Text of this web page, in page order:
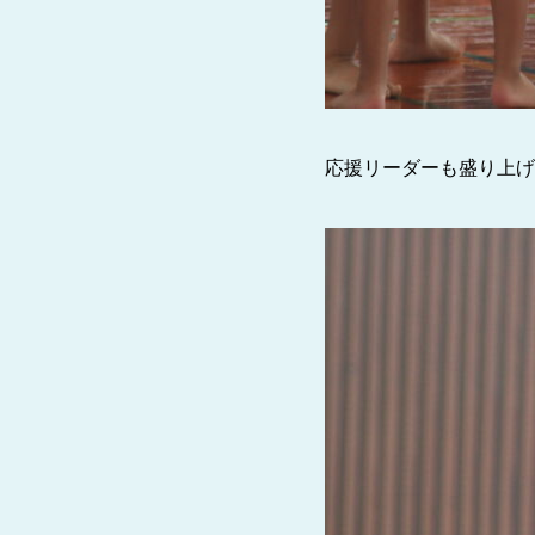
応援リーダーも盛り上